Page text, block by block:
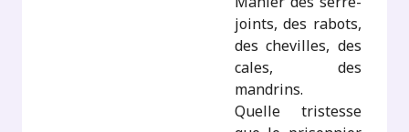
joints, des rabots,
des chevilles, des
cales, des
mandrins.
Quelle tristesse